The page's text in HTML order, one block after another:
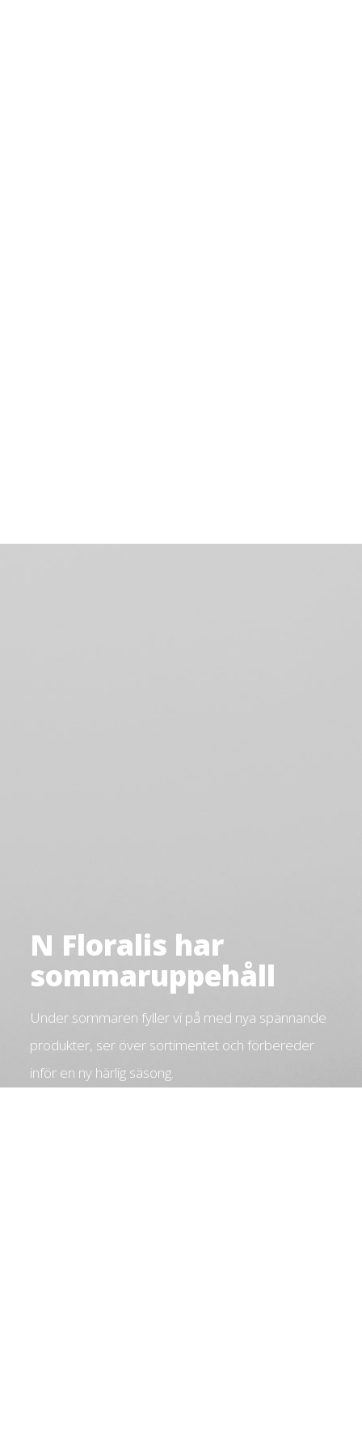
N Floralis har
sommaruppehåll
Under sommaren fyller vi på med nya spännande
produkter, ser över sortimentet och förbereder
inför en ny härlig säsong.